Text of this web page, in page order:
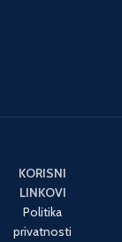
KORISNI
LINKOVI
Politika
privatnosti